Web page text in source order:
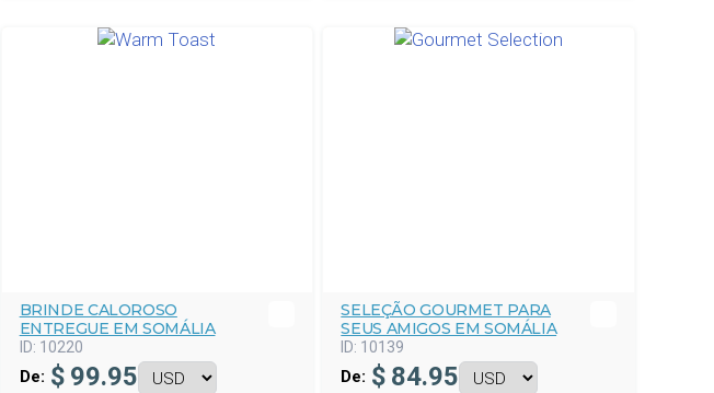
BRINDE CALOROSO
ENTREGUE EM SOMÁLIA
ID: 10220
De: $ 99.95
SELEÇÃO GOURMET PARA
SEUS AMIGOS EM SOMÁLIA
ID: 10139
De: $ 84.95